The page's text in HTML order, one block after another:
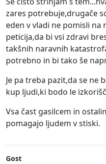
zares potrebuje,drugače
eden v vladi ne pomisli na
peticija,da bi vsi zdravi
takšnih naravnih
potrebno in bi tako še
Je pa treba pazit,da se ne
kup ljudi,ki bodo le
Vsa čast gasilcem in
pomagajo ljudem v stiski.
Gost